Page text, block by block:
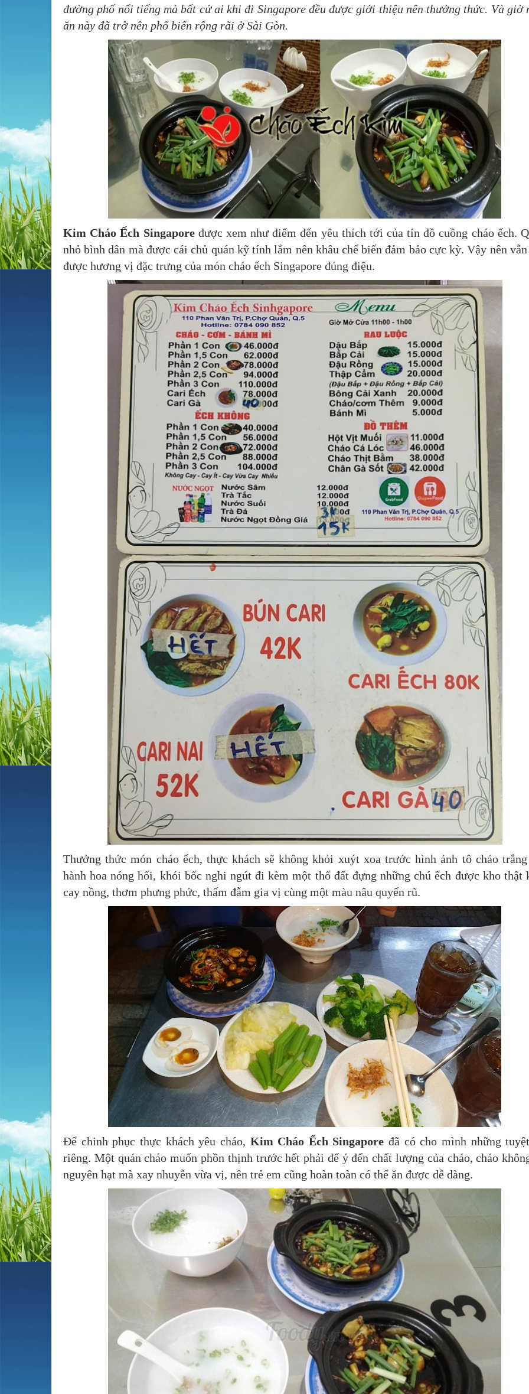
đường phố nổi tiếng mà bất cứ ai khi đi Singapore đều được giới thiệu nên thưởng thức. Và giờ
ăn này đã trở nên phổ biến rộng rãi ở Sài Gòn.
Kim Cháo Ếch Singapoređược xem như điểm đến yêu thích tới của tín đồ cuồng cháo ếch.
nhỏ bình dân mà được cái chủ quán kỹ tính lắm nên khâu chế biến đảm bảo cực kỳ. Vậy nên
được hương vị đặc trưng của món cháo ếch Singapore đúng điệu.
Thưởng thức món cháo ếch, thực khách sẽ không khỏi xuýt xoa trước hình ảnh tô cháo
hành hoa nóng hổi, khói bốc nghi ngút đi kèm một thố đất đựng những chú ếch được kho thật
cay nồng, thơm phưng phức, thấm đẫm gia vị cùng một màu nâu quyến rũ.
Để chinh phục thực khách yêu cháo, Kim Cháo Ếch Singapoređã có cho mình những
riêng. Một quán cháo muốn phồn thịnh trước hết phải để ý đến chất lượng của cháo, cháo
nguyên hạt mà xay nhuyễn vừa vị, nên trẻ em cũng hoàn toàn có thể ăn được dễ dàng.